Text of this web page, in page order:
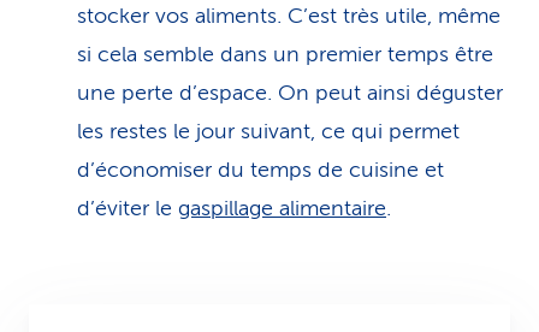
stocker vos aliments. C’est très utile, même
si cela semble dans un premier temps être
une perte d’espace. On peut ainsi déguster
les restes le jour suivant, ce qui permet
d’économiser du temps de cuisine et
d’éviter le gaspillage alimentaire.